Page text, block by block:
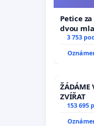
Petice
dvou
dali
3 753
ŽÁDÁME
ZVÍŘAT
153 695